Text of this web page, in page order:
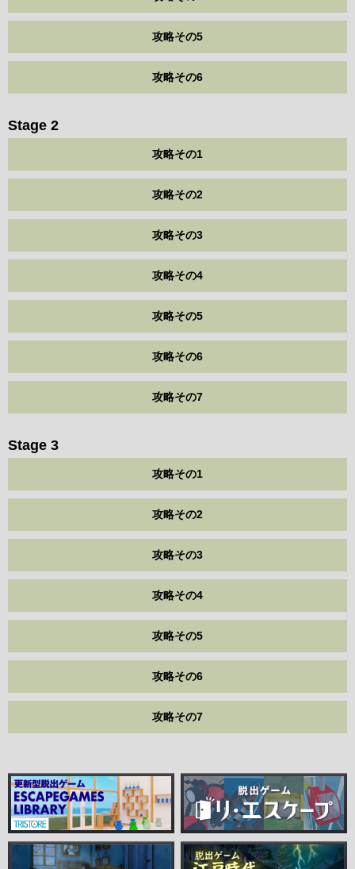
攻略その5
攻略その6
Stage 2
攻略その1
攻略その2
攻略その3
攻略その4
攻略その5
攻略その6
攻略その7
Stage 3
攻略その1
攻略その2
攻略その3
攻略その4
攻略その5
攻略その6
攻略その7